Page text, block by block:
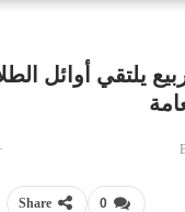
يلتقي أوائل
0
Share